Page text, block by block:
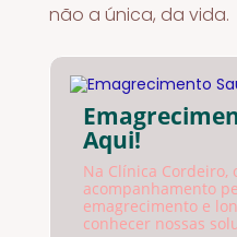
não a única, da vida.
Aqui!
Na Clínica Cordeiro,
acompanhamento
emagrecimento e
conhecer nossas